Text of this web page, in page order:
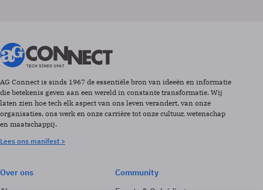
AG Connect is sinds 1967 de essentiële bron van ideeën en informatie
die betekenis geven aan een wereld in constante transformatie. Wij
laten zien hoe tech elk aspect van ons leven verandert, van onze
organisaties, ons werk en onze carrière tot onze cultuur, wetenschap
en maatschappij.
Lees ons manifest >
Over ons
Community